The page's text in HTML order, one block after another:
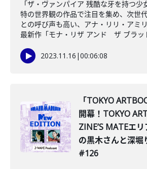
「ザ・ヴァンパイア 残酷な牙を持つ
特の世界観の作品で注目を集め、次世
との呼び声も高い、アナ・リリ・アミ
最新作「モナ・リザ アンド ザ ブラッ
2023.11.16 |00:06:08
「TOKYO
開幕！TOKYO
ZINE’S MATEエ
の黒木さんと深
#126